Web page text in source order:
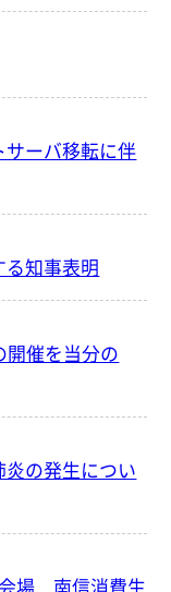
サーバ移転に伴
知事表明
開催を当分の
の発生につい
会場 南信消費生